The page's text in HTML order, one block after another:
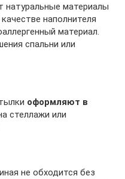
материалы
наполнителя
материал.
спальни или
оформляют в
стеллажи или
не обходится без